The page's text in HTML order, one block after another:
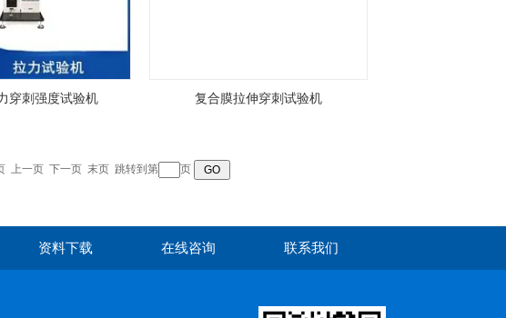
穿刺强度试验机 复合膜拉伸穿刺试验机
上一页 下一页 末页跳转到第 页
资料下载 在线咨询 联系我们